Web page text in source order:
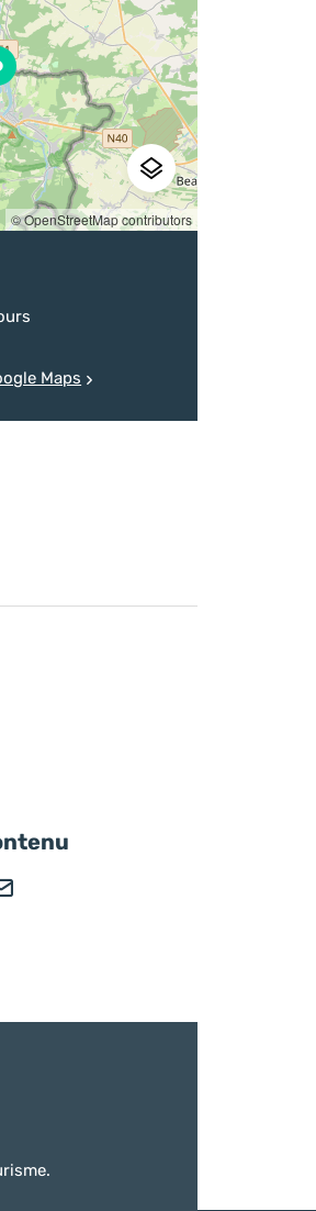
© OpenStreetMap contributors
Maps
(nouvelle fenêtre)
X / Twitter (nouvelle fenêtre)
sur WhatsApp
Partager par mail